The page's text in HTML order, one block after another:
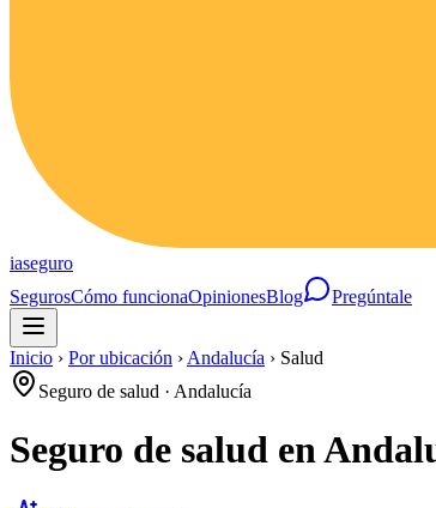
iaseguro
SegurosCómo funcionaOpinionesBlog Pregúntale
Inicio › Por ubicación › Andalucía › Salud
Seguro de salud · Andalucía
Seguro de salud en